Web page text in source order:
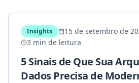
Insights
15 de setembro de
3 min de leitura
5 Sinais de Que Sua
Dados Precisa de